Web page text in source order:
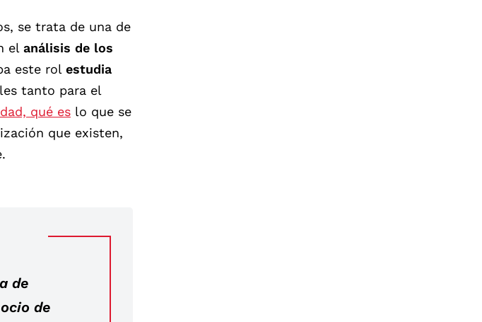
se trata de una de
el análisis de los
este rol estudia
tanto para el
qué es lo que se
que existen,
de
de